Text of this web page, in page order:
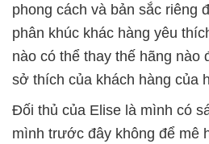
phong cách và bản sắc riêng
phân khúc khác hàng yêu
nào có thể thay thế hãng nào
sở thích của khách hàng của
Đối thủ của Elise là mình có
mình trước đây không để mê